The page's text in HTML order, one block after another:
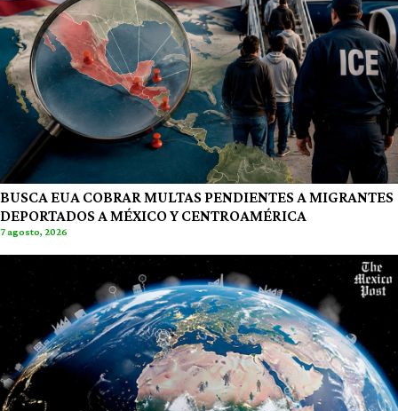
BUSCA EUA COBRAR MULTAS PENDIENTES A MIGRANTES
DEPORTADOS A MÉXICO Y CENTROAMÉRICA
7 agosto, 2026